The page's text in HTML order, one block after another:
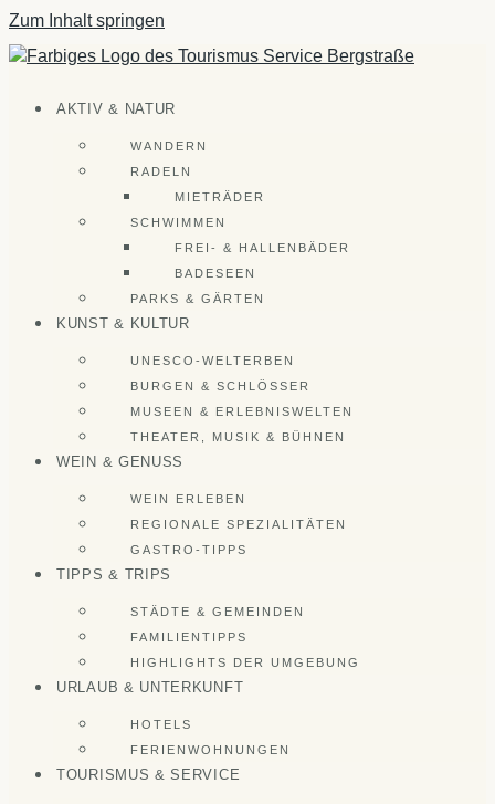
Zum Inhalt springen
AKTIV & NATUR
WANDERN
RADELN
MIETRÄDER
SCHWIMMEN
FREI- & HALLENBÄDER
BADESEEN
PARKS & GÄRTEN
KUNST & KULTUR
UNESCO-WELTERBEN
BURGEN & SCHLÖSSER
MUSEEN & ERLEBNISWELTEN
THEATER, MUSIK & BÜHNEN
WEIN & GENUSS
WEIN ERLEBEN
REGIONALE SPEZIALITÄTEN
GASTRO-TIPPS
TIPPS & TRIPS
STÄDTE & GEMEINDEN
FAMILIENTIPPS
HIGHLIGHTS DER UMGEBUNG
URLAUB & UNTERKUNFT
HOTELS
FERIENWOHNUNGEN
TOURISMUS & SERVICE